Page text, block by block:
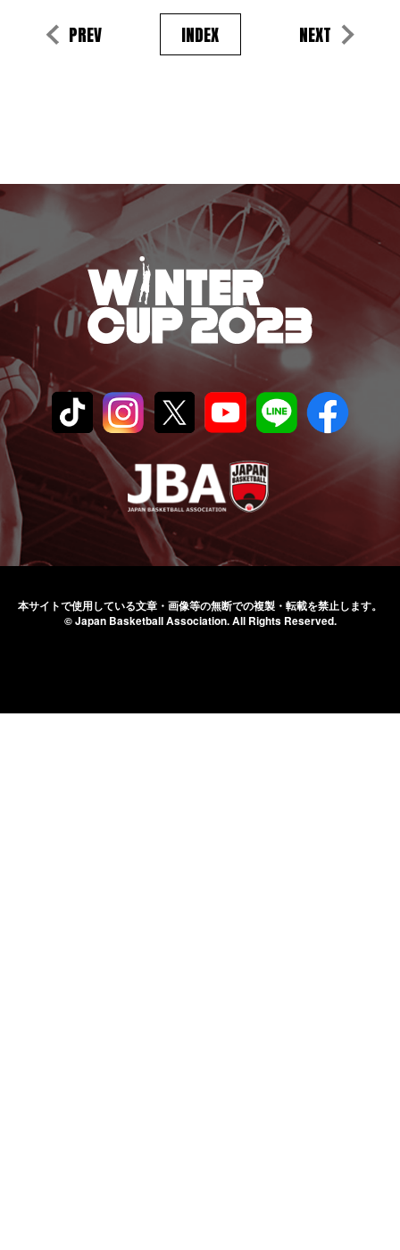
PREV INDEX NEXT
本サイトで使用している文章・画像等の無断での複製・転載を禁止します。
© Japan Basketball Association.All Rights Reserved.